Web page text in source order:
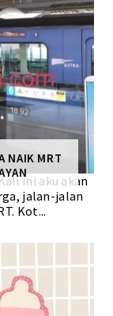
NAIK MRT
ini aku akan
jalan-jalan
Kot...